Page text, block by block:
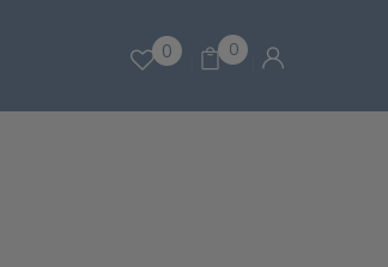
0 0